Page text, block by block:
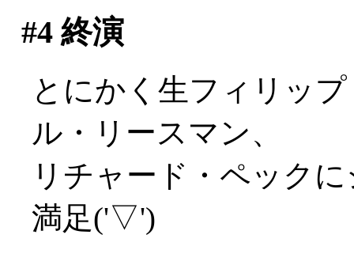
#4終演
とにかく生フィリッ
ル・リースマン、
リチャード・ペック
満足('▽')